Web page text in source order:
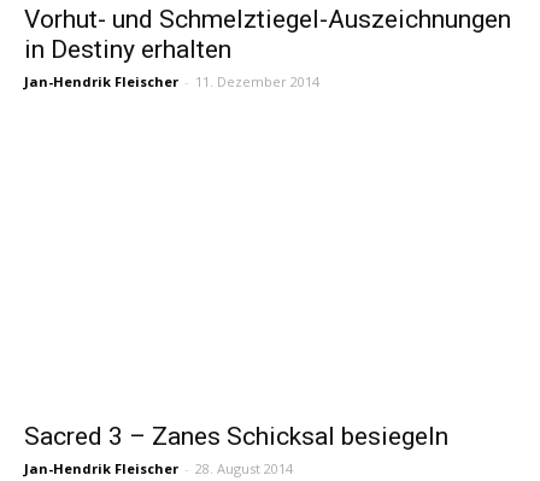
Vorhut- und Schmelztiegel-Auszeichnungen
in Destiny erhalten
Jan-Hendrik Fleischer - 11. Dezember 2014
Sacred 3 – Zanes Schicksal besiegeln
Jan-Hendrik Fleischer - 28. August 2014